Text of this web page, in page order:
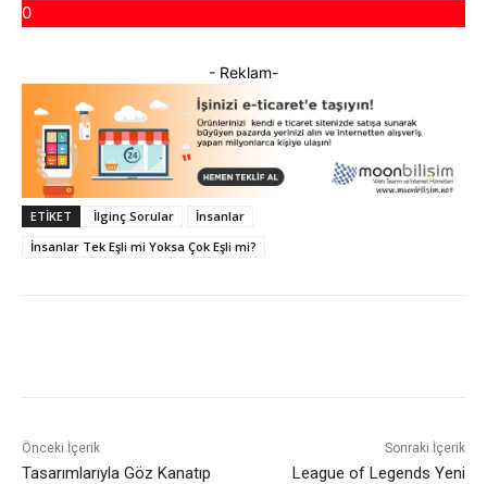
0
- Reklam-
ETIKET İlginç Sorular
İnsanlar
İnsanlar Tek Eşli mi Yoksa Çok Eşli mi?
Önceki İçerik
Tasarımlarıyla Göz Kanatıp
Sonraki İçerik
League of Legends Yeni